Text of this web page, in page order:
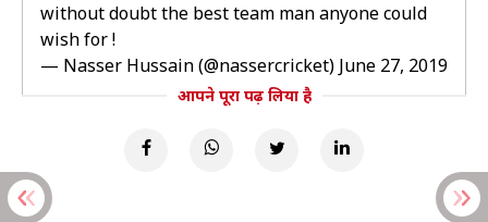
without doubt the best team man anyone could
wish for !
— Nasser Hussain (@nassercricket) June 27, 2019
आपने पूरा पढ़ लिया है